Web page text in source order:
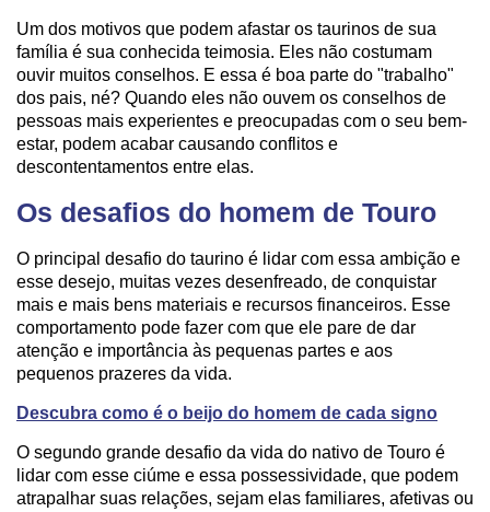
Um dos motivos que podem afastar os taurinos de sua
família é sua conhecida teimosia. Eles não costumam
ouvir muitos conselhos. E essa é boa parte do "trabalho"
dos pais, né? Quando eles não ouvem os conselhos de
pessoas mais experientes e preocupadas com o seu bem-
estar, podem acabar causando conflitos e
descontentamentos entre elas.
Os desafios do homem de Touro
O principal desafio do taurino é lidar com essa ambição e
esse desejo, muitas vezes desenfreado, de conquistar
mais e mais bens materiais e recursos financeiros. Esse
comportamento pode fazer com que ele pare de dar
atenção e importância às pequenas partes e aos
pequenos prazeres da vida.
Descubra como é o beijo do homem de cada signo
O segundo grande desafio da vida do nativo de Touro é
lidar com esse ciúme e essa possessividade, que podem
atrapalhar suas relações, sejam elas familiares, afetivas ou